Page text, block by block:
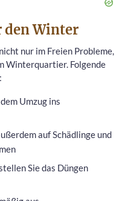
den Winter
nur im Freien Probleme,
Winterquartier. Folgende
Umzug ins
auf Schädlinge und
Sie das Düngen